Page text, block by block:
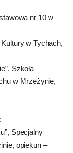
nr 10 w
w Tychach,
Szkoła
w Mrzeżynie,
Specjalny
opiekun –